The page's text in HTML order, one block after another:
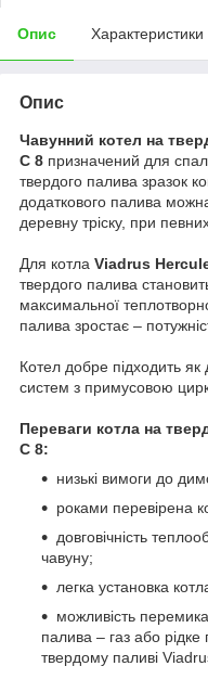
Опис Характеристики
Опис
Чавунний котел на
C 8 призначений для
твердого палива зразок
додаткового палива
деревну тріску, при
Для котла Viadrus
твердого палива
максимальної
палива зростає –
Котел добре підходить
систем з примусовою
Переваги котла на
C 8:
низькі вимоги до
роками перевірена
довговічність
чавуну;
легка установка
можливість
палива – газ або
твердому паливі